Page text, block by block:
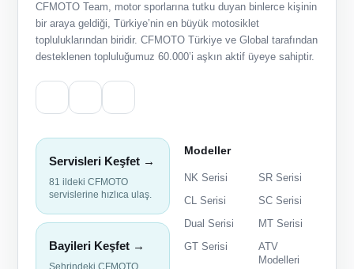
CFMOTO Team, motor sporlarına tutku duyan binlerce kişinin
bir araya geldiği, Türkiye’nin en büyük motosiklet
topluluklarından biridir. CFMOTO Türkiye ve Global tarafından
desteklenen topluluğumuz 60.000’i aşkın aktif üyeye sahiptir.
Servisleri Keşfet →
81 ildeki CFMOTO
servislerine hızlıca ulaş.
Bayileri Keşfet →
Modeller
NK Serisi
SR Serisi
CL Serisi
SC Serisi
Dual Serisi
MT Serisi
GT Serisi
ATV
Modelleri